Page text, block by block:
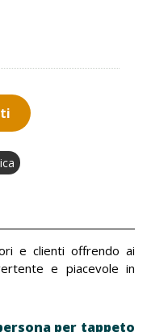
e clienti offrendo ai
e piacevole in
per tappeto